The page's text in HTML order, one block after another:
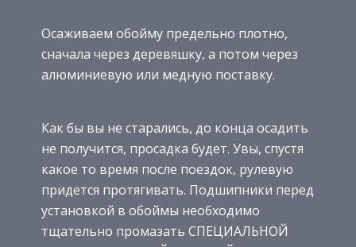
Осаживаем обойму предельно плотно,
сначала через деревяшку, а потом через
алюминиевую или медную поставку.
Как бы вы не старались, до конца осадить
не получится, просадка будет. Увы, спустя
какое то время после поездок, рулевую
придется протягивать. Подшипники перед
установкой в обоймы необходимо
тщательно промазать СПЕЦИАЛЬНОЙ